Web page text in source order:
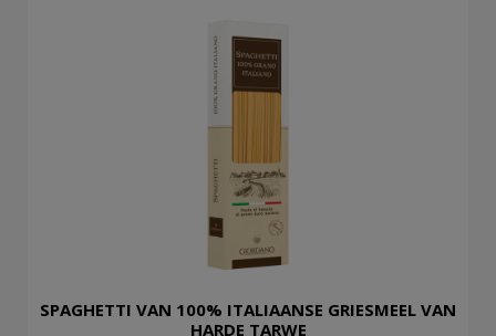
SPAGHETTI VAN 100% ITALIAANSE GRIESMEEL VAN
HARDE TARWE